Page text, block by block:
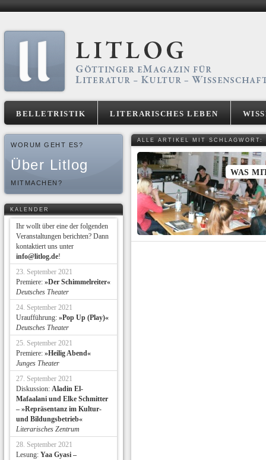
BELLETRISTIK LITERARISCHES LEBEN
ALLE ARTIKEL MIT SCHLAGWORT:
WAS
WORUM GEHT ES?
Über Litlog
MITMACHEN?
KALENDER
Ihr wollt über eine der folgenden
Veranstaltungen berichten? Dann
kontaktiert uns unter
info@litlog.de!
23. September 2021
Premiere: »Der Schimmelreiter«
Deutsches Theater
24. September 2021
Uraufführung: »Pop Up (Play)«
Deutsches Theater
25. September 2021
Premiere: »Heilig Abend«
Junges Theater
27. September 2021
Diskussion: Aladin El-
Mafaalani und Elke Schmitter
– »Repräsentanz im Kultur-
und Bildungsbetrieb«
Literarisches Zentrum
28. September 2021
Lesung: Yaa Gyasi –